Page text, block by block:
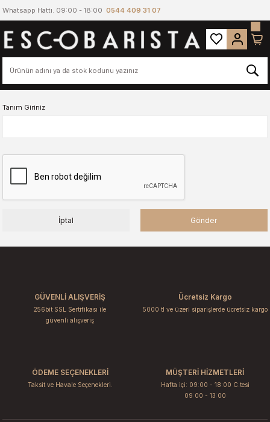
Whatsapp Hattı. 09:00 - 18:00 0544 409 31 07
Tanım Giriniz
İptal Gönder
GÜVENLİ ALIŞVERİŞ
256bit SSL Sertifikası ile
güvenli alışveriş
Ücretsiz Kargo
5000 tl ve üzeri siparişlerde ücretsiz kargo
ÖDEME SEÇENEKLERİ
Taksit ve Havale Seçenekleri.
MÜŞTERİ HİZMETLERİ
Hafta içi: 09:00 - 18:00 C.tesi
09:00 - 13:00